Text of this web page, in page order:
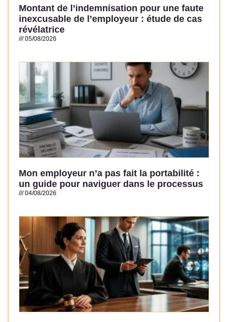
Montant de l’indemnisation pour une faute
inexcusable de l’employeur : étude de cas
révélatrice
05/08/2026
Mon employeur n’a pas fait la portabilité :
un guide pour naviguer dans le processus
04/08/2026